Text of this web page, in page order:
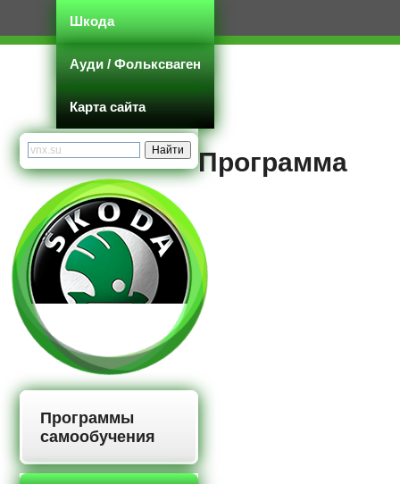
Шкода
Ауди / Фольксваген
Карта сайта
Программы
самообучения
Программа